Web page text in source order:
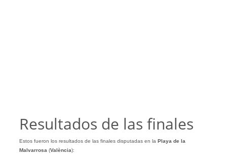
Resultados de las finales
Estos fueron los resultados de las finales disputadas en la Playa de la
Malvarrosa (València):